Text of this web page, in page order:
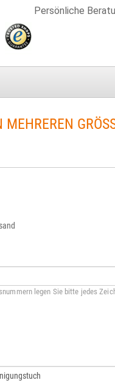
Persönliche
legen Sie bitte jedes